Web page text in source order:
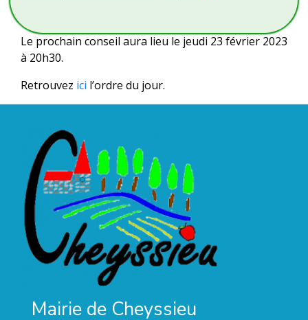
Le prochain conseil aura lieu le jeudi 23 février 2023
à 20h30.
Retrouvez ici l’ordre du jour.
Mairie de Cheyssieu